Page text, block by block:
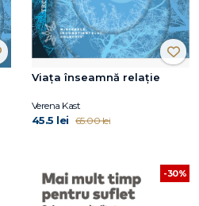
Viața înseamnă relație
Verena Kast
45.5 lei 65.00 lei
-30%